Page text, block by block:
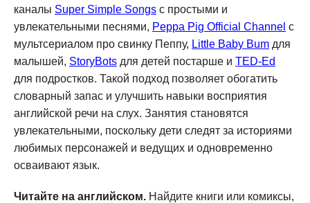
каналы Super Simple Songs с простыми и
увлекательными песнями, Peppa Pig Official Channel с
мультсериалом про свинку Пеппу, Little Baby Bum для
малышей, StoryBots для детей постарше и TED-Ed
для подростков. Такой подход позволяет обогатить
словарный запас и улучшить навыки восприятия
английской речи на слух. Занятия становятся
увлекательными, поскольку дети следят за историями
любимых персонажей и ведущих и одновременно
осваивают язык.
Читайте на английском. Найдите книги или комиксы,